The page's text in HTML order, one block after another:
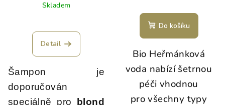
Skladem
Detail
Šampon je
doporučován
speciálně pro
blond
Do košíku
Bio Heřmánková
voda nabízí šetrnou
péči vhodnou
pro všechny typy